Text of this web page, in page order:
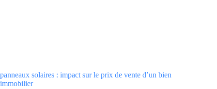
panneaux solaires : impact sur le prix de vente d’un bien
immobilier